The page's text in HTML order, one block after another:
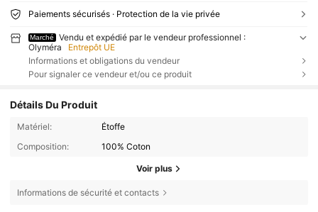
Paiements sécurisés · Protection de la vie privée
Marché
Vendu et expédié par le vendeur professionnel :
Olyméra
Entrepôt UE
Informations et obligations du vendeur
Pour signaler ce vendeur et/ou ce produit
Détails Du Produit
Matériel:
Étoffe
Composition:
100% Coton
Voir plus
Informations de sécurité et contacts